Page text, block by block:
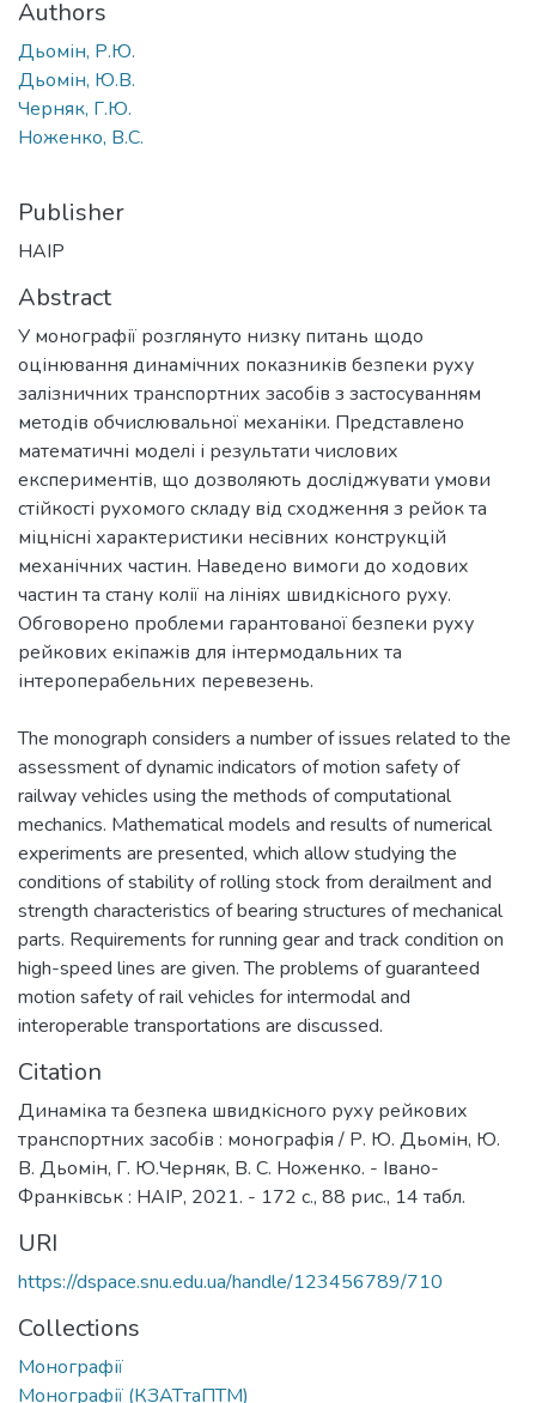
Authors
Дьомін, Р.Ю.
Дьомін, Ю.В.
Черняк, Г.Ю.
Ноженко, В.С.
Publisher
НАІР
Abstract
У монографії розглянуто низку питань щодо
оцінювання динамічних показників безпеки руху
залізничних транспортних засобів з застосуванням
методів обчислювальної механіки. Представлено
математичні моделі і результати числових
експериментів, що дозволяють досліджувати умови
стійкості рухомого складу від сходження з рейок та
міцнісні характеристики несівних конструкцій
механічних частин. Наведено вимоги до ходових
частин та стану колії на лініях швидкісного руху.
Обговорено проблеми гарантованої безпеки руху
рейкових екіпажів для інтермодальних та
інтероперабельних перевезень.
The monograph considers a number of issues related to the
assessment of dynamic indicators of motion safety of
railway vehicles using the methods of computational
mechanics. Mathematical models and results of numerical
experiments are presented, which allow studying the
conditions of stability of rolling stock from derailment and
strength characteristics of bearing structures of mechanical
parts. Requirements for running gear and track condition on
high-speed lines are given. The problems of guaranteed
motion safety of rail vehicles for intermodal and
interoperable transportations are discussed.
Citation
Динаміка та безпека швидкісного руху рейкових
транспортних засобів : монографія / Р. Ю. Дьомін, Ю.
В. Дьомін, Г. Ю.Черняк, В. С. Ноженко. - Івано-
Франківськ : НАІР, 2021. - 172 с., 88 рис., 14 табл.
URI
https://dspace.snu.edu.ua/handle/123456789/710
Collections
Монографії
Монографії (КЗАТтаПТМ)